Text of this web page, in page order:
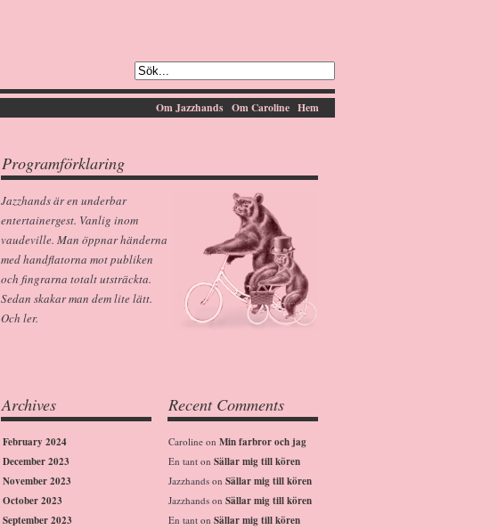
Hem
Om Caroline
Om Jazzhands
Programförklaring
Jazzhands är en underbar
entertainergest. Vanlig inom
vaudeville. Man öppnar händerna
med handflatorna mot publiken
och fingrarna totalt utsträckta.
Sedan skakar man dem lite lätt.
Och ler.
Archives
February 2024
December 2023
November 2023
October 2023
September 2023
Recent Comments
Caroline on Min farbror och jag
En tant on Sällar mig till kören
Jazzhands on Sällar mig till kören
Jazzhands on Sällar mig till kören
En tant on Sällar mig till kören